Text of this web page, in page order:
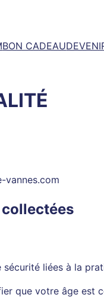
BON CADEAU
vannes.com
liées à la
que votre âge